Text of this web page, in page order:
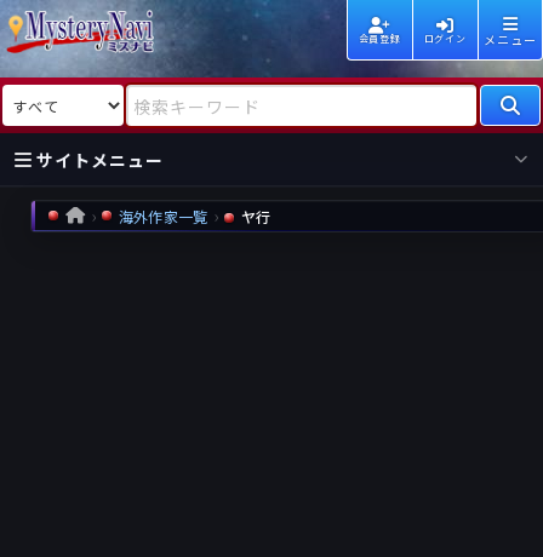
会員登録 ログイン メニュー
検索対象 検索キーワード
サイトメニュー
国内
海外
HOME 海外作家一覧 ヤ行